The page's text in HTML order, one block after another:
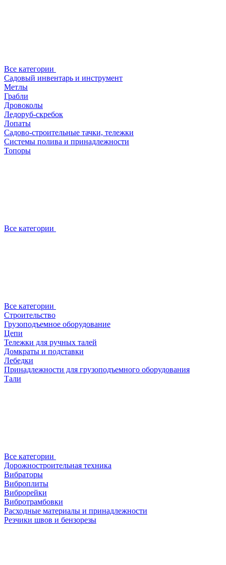
Все категории
Садовый инвентарь и инструмент
Метлы
Грабли
Дровоколы
Ледоруб-скребок
Лопаты
Садово-строительные тачки, тележки
Системы полива и принадлежности
Топоры
Все категории
Все категории
Строительство
Грузоподъемное оборудование
Цепи
Тележки для ручных талей
Домкраты и подставки
Лебедки
Принадлежности для грузоподъемного оборудования
Тали
Все категории
Дорожностроительная техника
Вибраторы
Виброплиты
Виброрейки
Вибротрамбовки
Расходные материалы и принадлежности
Резчики швов и бензорезы